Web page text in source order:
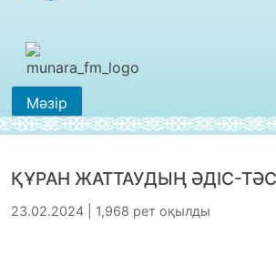
Мәзір
ҚҰРАН ЖАТТАУДЫҢ ӘДІС-
23.02.2024 | 1,968 рет оқылды